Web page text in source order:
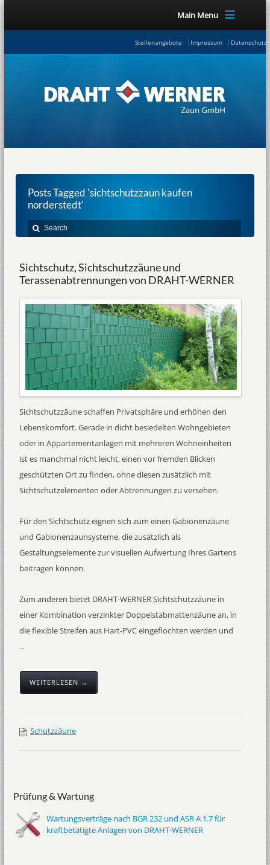
Main Menu
Stellenangebote Impressum
Posts Tagged 'sichtschutzzaun kaufen
norderstedt'
Sichtschutz, Sichtschutzzäune und
Terassenabtrennungen von DRAHT-WERNER
Sichtschutzzäune schaffen Privatsphäre und erhöhen den
Lebenskomfort. Gerade in dicht besiedelten Wohngebieten
oder in Appartementanlagen mit mehreren Wohneinheiten
ist es manchmal nicht leicht, einen vor fremden Blicken
geschützten Ort zu finden, ohne diesen zusätzlich mit
Sichtschutzelementen oder Abtrennungen zu versehen.
Für den Sichtschutz eignen sich zum einen Gabionenzäune
und Gabionenzaunsysteme, die zusätzlich als
Gestaltungselemente zur visuellen Aufwertung Ihres Gartens
beitragen können.
Zum anderen bietet DRAHT-WERNER Sichtschutzzäune in
einer Kombination verzinkter Doppelstabmattenzäune an, in
die flexible Streifen aus Hart-PVC eingeflochten werden und
...
WEITERLESEN →
Schutzzäune
Prüfung & Wartung
Wartungsverträge nach BGR 232 und ASR A 1.7 für
kraftbetätigte Anlagen von DRAHT-WERNER